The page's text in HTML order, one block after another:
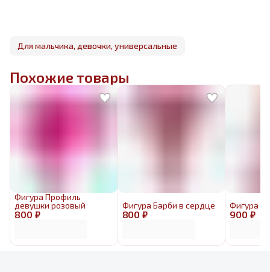
Для мальчика, девочки, универсальные
Похожие товары
800 ₽
Фигура Профиль
девушки розовый
800 ₽
Фигура Барби в сердце
900 ₽
Фигура